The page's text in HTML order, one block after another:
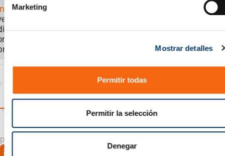
d
e
c
o
t
i
Marketing
Mostrar detalles
Permitir todas
Permitir la selección
Denegar
sesión
el precio, la
y
el
Variantes Detalles Información sobre el
precision is our standard